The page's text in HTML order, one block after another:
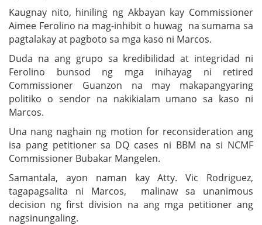
Kaugnay nito, hiniling ng Akbayan kay Commissioner
Aimee Ferolino na mag-inhibit o huwag na sumama sa
pagtalakay at pagboto sa mga kaso ni Marcos.
Duda na ang grupo sa kredibilidad at integridad ni
Ferolino bunsod ng mga inihayag ni retired
Commissioner Guanzon na may makapangyaring
politiko o sendor na nakikialam umano sa kaso ni
Marcos.
Una nang naghain ng motion for reconsideration ang
isa pang petitioner sa DQ cases ni BBM na si NCMF
Commissioner Bubakar Mangelen.
Samantala, ayon naman kay Atty. Vic Rodriguez,
tagapagsalita ni Marcos, malinaw sa unanimous
decision ng first division na ang mga petitioner ang
nagsinungaling.